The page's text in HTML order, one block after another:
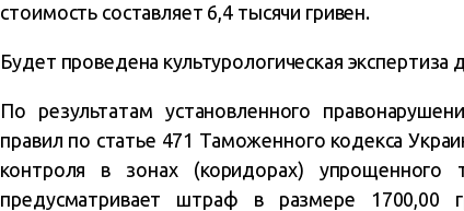
стоимость составляет 6,4 тысячи гривен.
Будет проведена культурологическая
По результатам установленного
правил по статье 471 Таможенного кодекса
контроля в зонах (коридорах) упрощенного
предусматривает штраф в размере 1700,00